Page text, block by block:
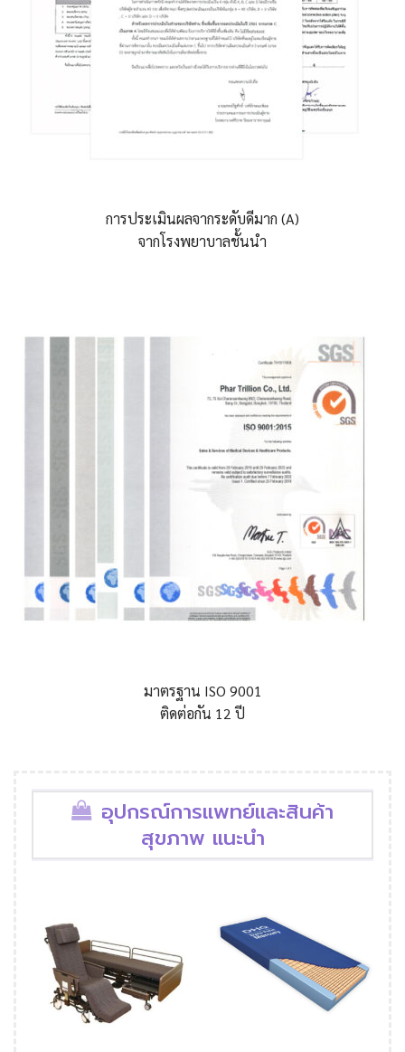
การประเมินผลจากระดับดีมาก (A)
จากโรงพยาบาลชั้นนำ
มาตรฐาน ISO 9001
ติดต่อกัน 12 ปี
อุปกรณ์การแพทย์และสินค้า
สุขภาพ แนะนำ